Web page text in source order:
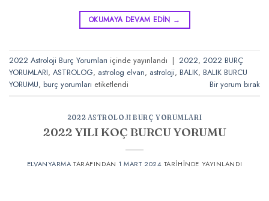
OKUMAYA DEVAM EDIN →
2022 Astroloji Burç Yorumları içinde yayınlandı | 2022, 2022 BURÇ
YORUMLARI, ASTROLOG, astrolog elvan, astroloji, BALIK, BALIK BURCU
YORUMU, burç yorumları etiketlendi Bir yorum bırak
2022 ASTROLOJI BURÇ YORUMLARI
2022 YILI KOÇ BURCU YORUMU
ELVANYARMA TARAFINDAN 1 MART 2024 TARIHINDE YAYINLANDI